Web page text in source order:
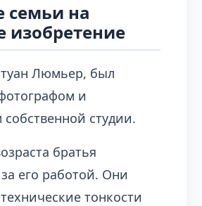
семьи на
изобретение
Люмьер, был
и
собственной студии.
братья
его работой. Они
тонкости